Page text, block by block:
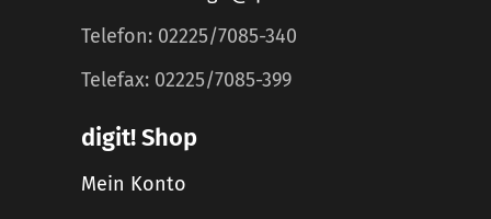
Telefon: 02225/7085-340
Telefax: 02225/7085-399
digit! Shop
Mein Konto